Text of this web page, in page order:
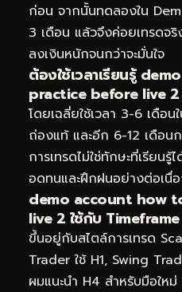
ก่อน จากนั้นทดลองใน
3 เดือน แล้วจึงค่อยเทรดจ
ลงเงินหนักจนกว่าจะมั่นใจ
ต้องใช้เวลาเรียนรู้
practice before live 2
โดยเฉลี่ยใช้เวลา 3-6 เดือน
ถ่องแท้ และอีก 6-12 เดือนก
การเทรดไม่ใช่ทักษะที่เรียน
อดทนและฝึกฝนอย่างต่อเนื่
demo account how
live 2 ใช้กับ
ขึ้นอยู่กับสไตล์การเทรด
Trader ใช้ H1, Swing
ผมแนะนำ H4 สำหรับมือใ